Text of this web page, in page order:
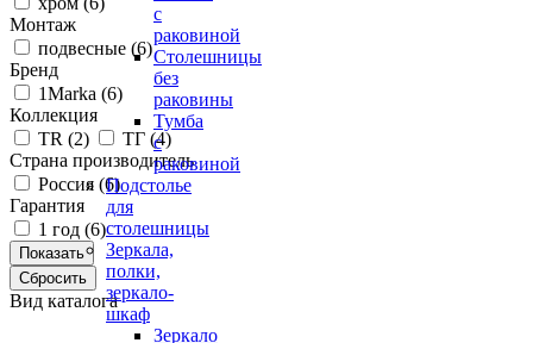
с
раковиной
Столешницы
без
раковины
Тумба
с
раковиной
Подстолье
для
столешницы
Зеркала,
полки,
зеркало-
шкаф
Зеркало
Монтаж
подвесные (6)
Бренд
1Marka (6)
Коллекция
ТR (2) ТГ (4)
Страна производитель
Россия (6)
Гарантия
1 год (6)
Вид каталога